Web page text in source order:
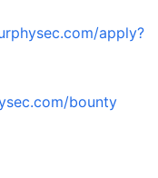
apply?
bounty